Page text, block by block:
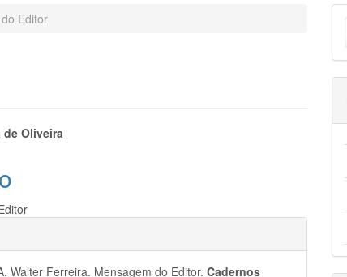
Editor
de Oliveira
Walter Ferreira. Mensagem do Editor.Cadernos